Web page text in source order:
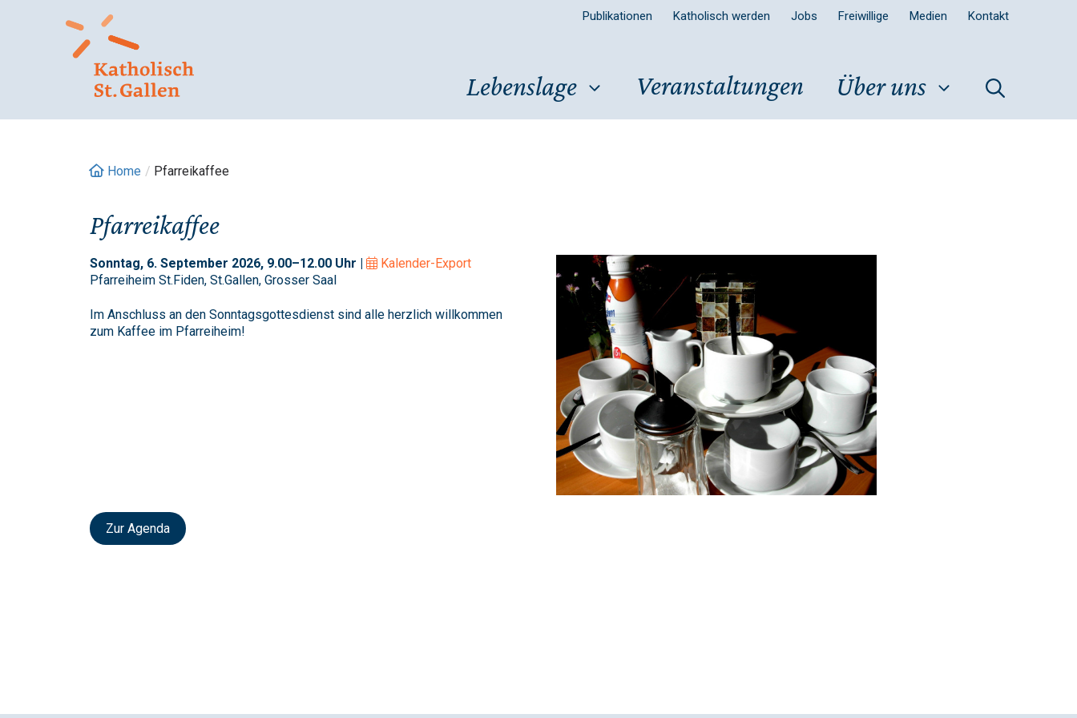
Publikationen Katholisch werden Jobs Freiwillige Medien Kontakt
Lebenslage Veranstaltungen Über uns
Home / Pfarreikaffee
Pfarreikaffee
Sonntag, 6. September 2026, 9.00–12.00 Uhr |
Kalender-Export
Pfarreiheim St.Fiden, St.Gallen, Grosser Saal
Im Anschluss an den Sonntagsgottesdienst sind alle herzlich willkommen
zum Kaffee im Pfarreiheim!
Zur Agenda